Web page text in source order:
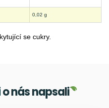
0,02 g
se cukry.
nás napsali